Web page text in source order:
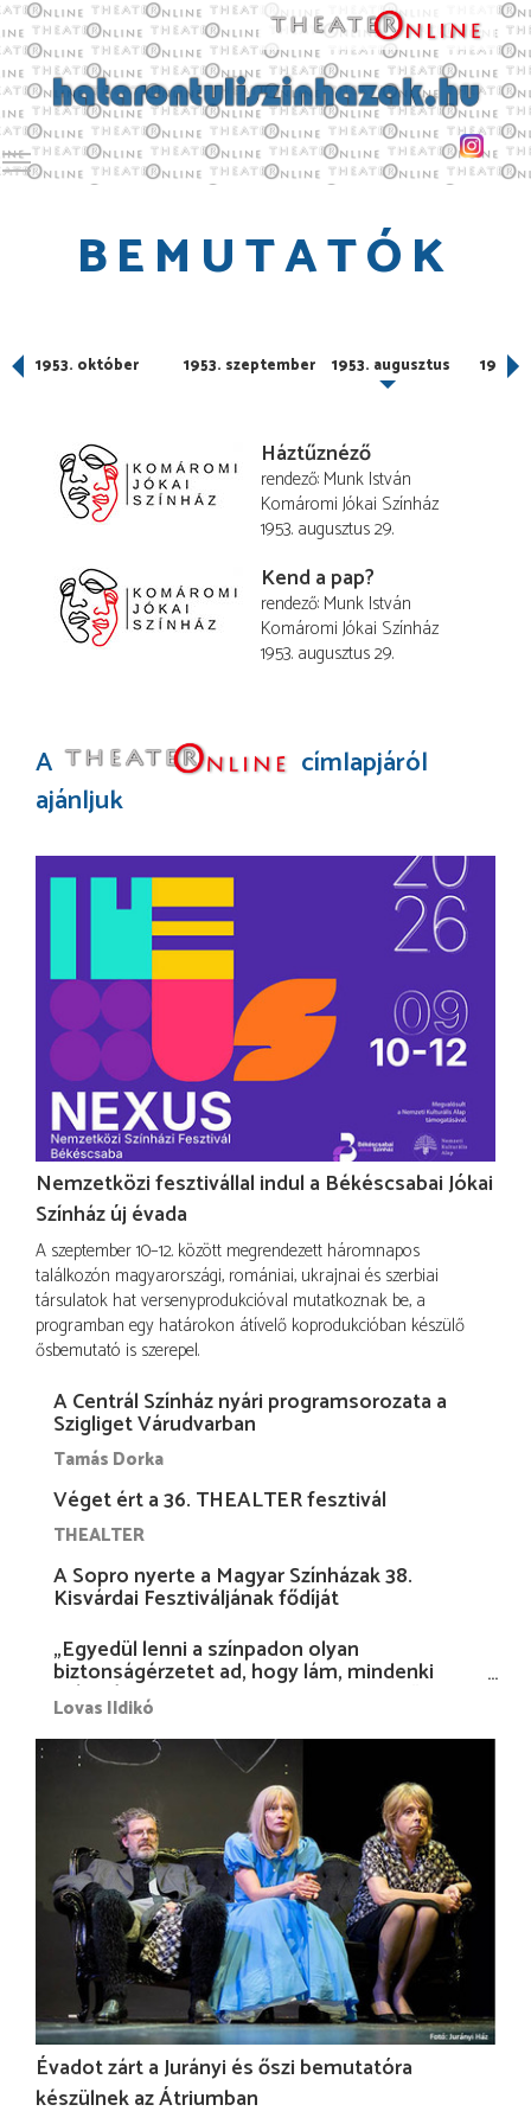
Toggle main menu visibility
BEMUTATÓK
1953. október 1953. szeptember 1953. augusztus 1953.
Háztűznéző
rendező Munk István
Komáromi Jókai Színház
1953. augusztus 29.
Kend a pap?
rendező Munk István
Komáromi Jókai Színház
1953. augusztus 29.
A
címlapjáról
ajánljuk
Nemzetközi fesztivállal indul a Békéscsabai Jókai
Színház új évada
A szeptember 10–12. között megrendezett háromnapos
találkozón magyarországi, romániai, ukrajnai és szerbiai
társulatok hat versenyprodukcióval mutatkoznak be, a
programban egy határokon átívelő koprodukcióban készülő
ősbemutató is szerepel.
A Centrál Színház nyári programsorozata a
Szigliget Várudvarban
Tamás Dorka
Véget ért a 36. THEALTER fesztivál
THEALTER
A Sopro nyerte a Magyar Színházak 38.
Kisvárdai Fesztiváljának fődíját
„Egyedül lenni a színpadon olyan
biztonságérzetet ad, hogy lám, mindenki
más nélkül is megvagyok magammal…”
Lovas Ildikó
Évadot zárt a Jurányi és őszi bemutatóra
készülnek az Átriumban